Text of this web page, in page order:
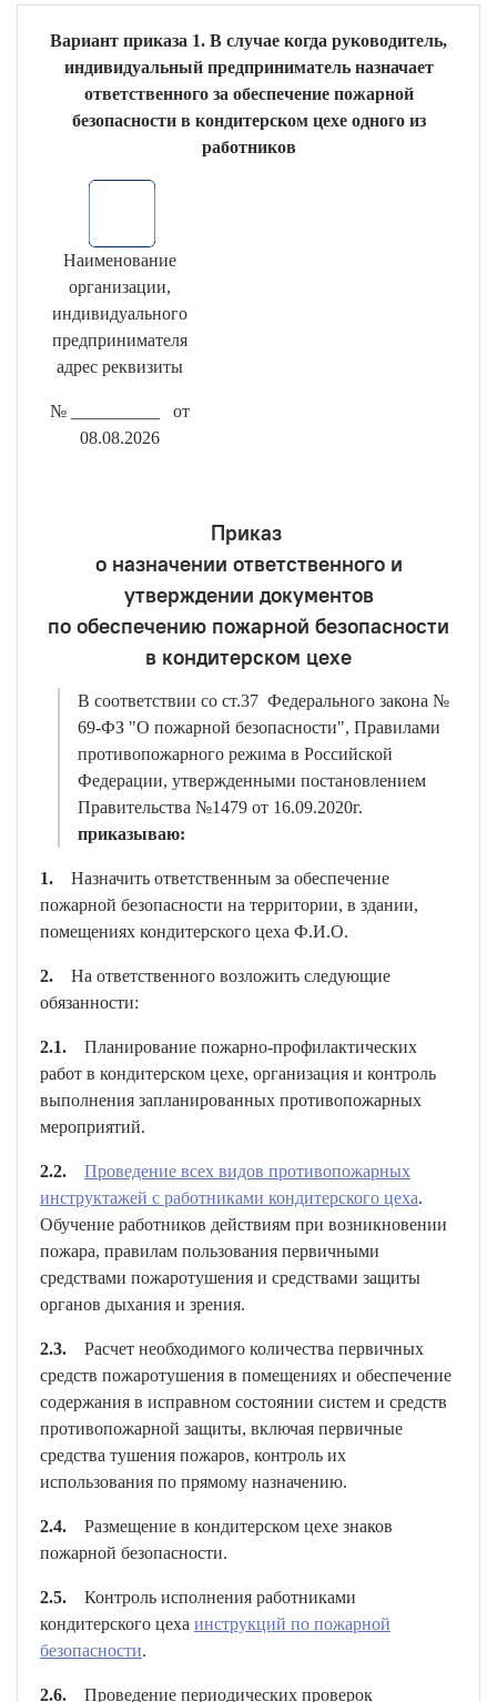
Вариант приказа 1. В случае когда руководитель,
индивидуальный предприниматель назначает
ответственного за обеспечение пожарной
безопасности в кондитерском цехе одного из
работников
Наименование
организации,
индивидуального
предпринимателя
адрес реквизиты
№ __________ от
08.08.2026
Приказ
о назначении ответственного и
утверждении документов
по обеспечению пожарной безопасности
в кондитерском цехе
В соответствии со ст.37 Федерального закона №
69-ФЗ "О пожарной безопасности", Правилами
противопожарного режима в Российской
Федерации, утвержденными постановлением
Правительства №1479 от 16.09.2020г.
приказываю:
1. Назначить ответственным за обеспечение
пожарной безопасности на территории, в здании,
помещениях кондитерского цеха Ф.И.О.
2. На ответственного возложить следующие
обязанности:
2.1. Планирование пожарно-профилактических
работ в кондитерском цехе, организация и контроль
выполнения запланированных противопожарных
мероприятий.
2.2.
Проведение всех видов противопожарных
инструктажей с работниками кондитерского цеха.
Обучение работников действиям при возникновении
пожара, правилам пользования первичными
средствами пожаротушения и средствами защиты
органов дыхания и зрения.
2.3. Расчет необходимого количества первичных
средств пожаротушения в помещениях и обеспечение
содержания в исправном состоянии систем и средств
противопожарной защиты, включая первичные
средства тушения пожаров, контроль их
использования по прямому назначению.
2.4. Размещение в кондитерском цехе знаков
пожарной безопасности.
2.5. Контроль исполнения работниками
кондитерского цеха инструкций по пожарной
безопасности.
2.6. Проведение периодических проверок